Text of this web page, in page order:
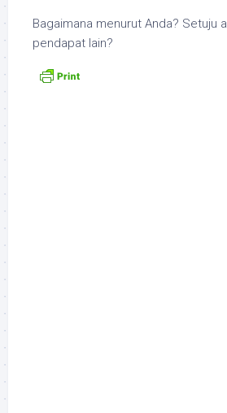
Bagaimana menurut Anda? Setuju
pendapat lain?